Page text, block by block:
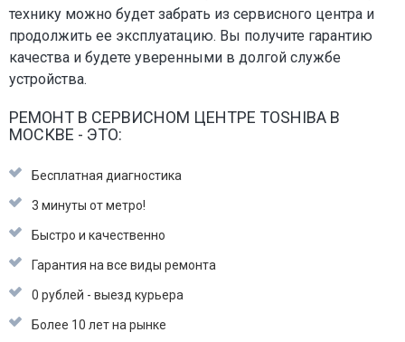
технику можно будет забрать из сервисного центра и
продолжить ее эксплуатацию. Вы получите гарантию
качества и будете уверенными в долгой службе
устройства.
РЕМОНТ В СЕРВИСНОМ ЦЕНТРЕ TOSHIBA В
МОСКВЕ - ЭТО:
Бесплатная диагностика
3 минуты от метро!
Быстро и качественно
Гарантия на все виды ремонта
0 рублей - выезд курьера
Более 10 лет на рынке